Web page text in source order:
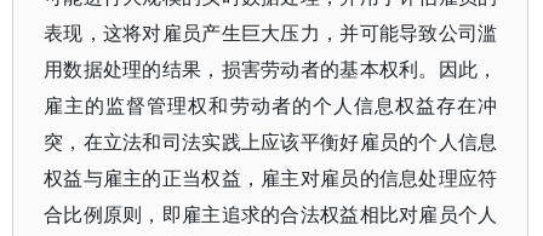
表现，这将对雇员产生巨大压力，并可能导致公司滥
用数据处理的结果，损害劳动者的基本权利。因此，
雇主的监督管理权和劳动者的个人信息权益存在冲
突，在立法和司法实践上应该平衡好雇员的个人信息
权益与雇主的正当权益，雇主对雇员的信息处理应符
合比例原则，即雇主追求的合法权益相比对雇员个人